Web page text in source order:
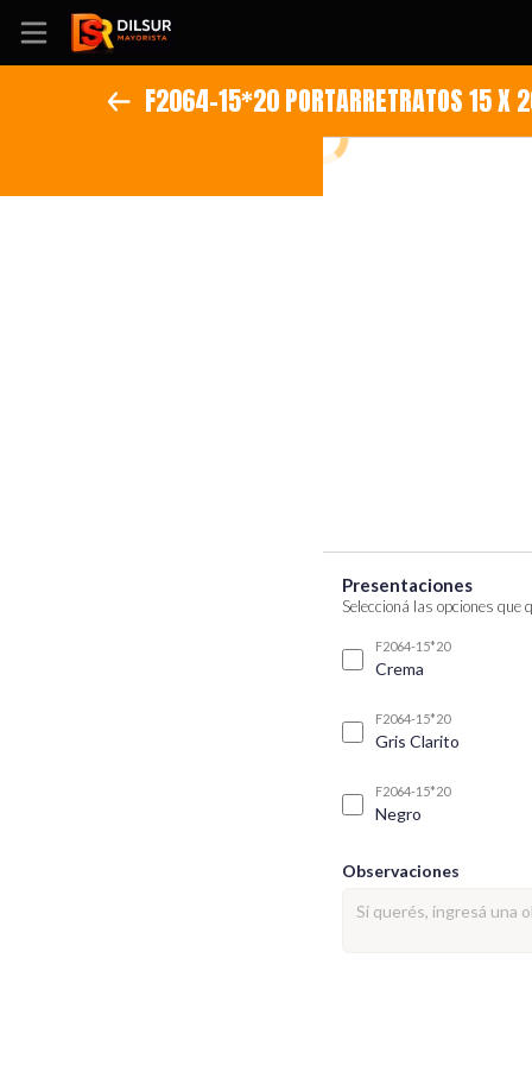
F2064-15*20 PORTARRETRATOS 15 X
Presentaciones
Seleccioná las opciones que
F2064-15*20
Crema
F2064-15*20
Gris Clarito
F2064-15*20
Negro
Observaciones